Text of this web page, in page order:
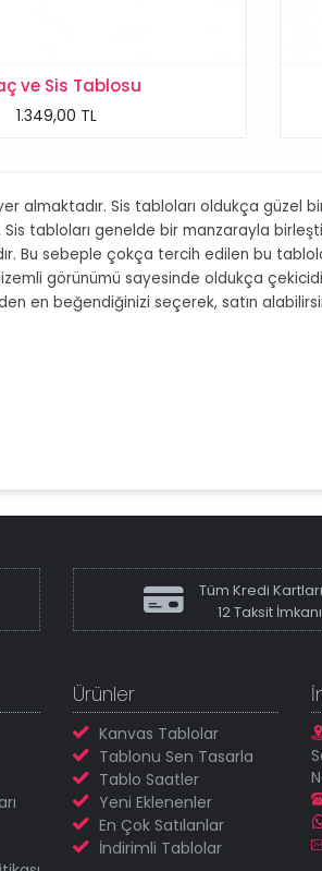
ve Sis Tablosu
1.349,00 TL
almaktadır. Sis tabloları oldukça güzel
tabloları genelde bir manzarayla
Bu sebeple çokça tercih edilen bu
görünümü sayesinde oldukça
en beğendiğinizi seçerek, satın
Tüm Kredi
12 Taksit İmkanı
Ürünler
Kanvas Tablolar
Tablonu Sen Tasarla
Tablo Saatler
Yeni Eklenenler
En Çok Satılanlar
İndirimli Tablolar